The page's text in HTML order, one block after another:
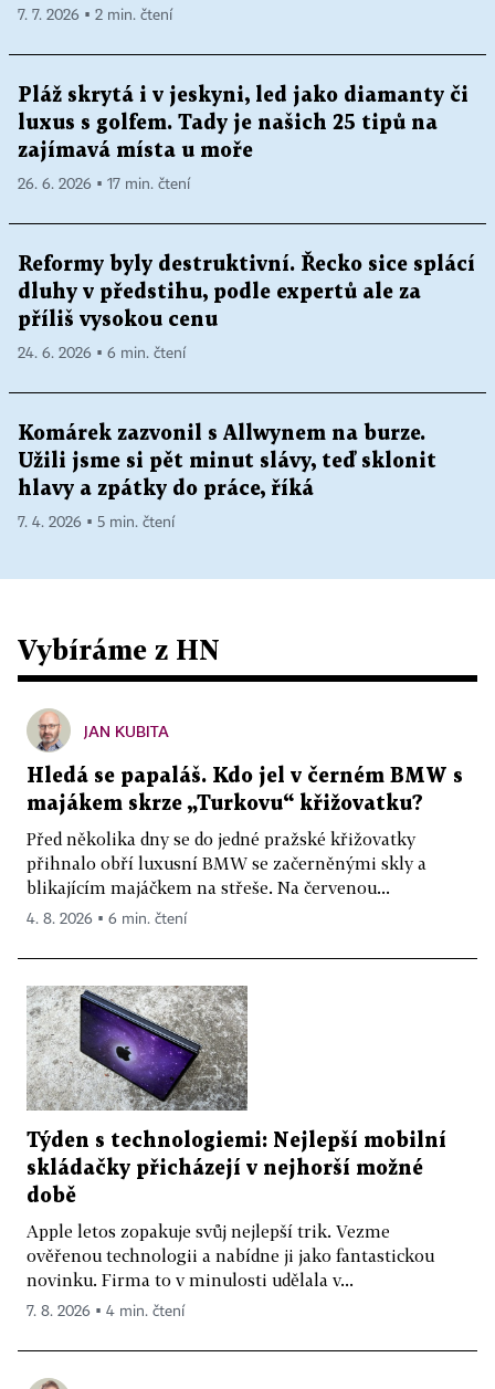
7. 7. 2026 ▪ 2 min. čtení
Pláž skrytá i v jeskyni, led jako diamanty či
luxus s golfem. Tady je našich 25 tipů na
zajímavá místa u moře
26. 6. 2026 ▪ 17 min. čtení
Reformy byly destruktivní. Řecko sice splácí
dluhy v předstihu, podle expertů ale za
příliš vysokou cenu
24. 6. 2026 ▪ 6 min. čtení
Komárek zazvonil s Allwynem na burze.
Užili jsme si pět minut slávy, teď sklonit
hlavy a zpátky do práce, říká
7. 4. 2026 ▪ 5 min. čtení
Vybíráme z HN
JAN KUBITA
Hledá se papaláš. Kdo jel v černém BMW s
majákem skrze „Turkovu“ křižovatku?
Před několika dny se do jedné pražské křižovatky
přihnalo obří luxusní BMW se začerněnými skly a
blikajícím majáčkem na střeše. Na červenou...
4. 8. 2026 ▪ 6 min. čtení
Týden s technologiemi: Nejlepší mobilní
skládačky přicházejí v nejhorší možné
době
Apple letos zopakuje svůj nejlepší trik. Vezme
ověřenou technologii a nabídne ji jako fantastickou
novinku. Firma to v minulosti udělala v...
7. 8. 2026 ▪ 4 min. čtení